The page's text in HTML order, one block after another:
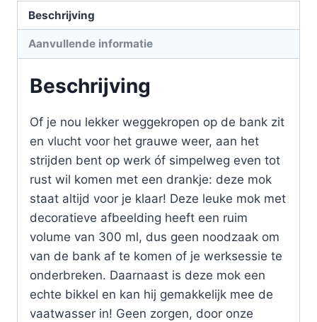
Beschrijving
Aanvullende informatie
Beschrijving
Of je nou lekker weggekropen op de bank zit
en vlucht voor het grauwe weer, aan het
strijden bent op werk óf simpelweg even tot
rust wil komen met een drankje: deze mok
staat altijd voor je klaar! Deze leuke mok met
decoratieve afbeelding heeft een ruim
volume van 300 ml, dus geen noodzaak om
van de bank af te komen of je werksessie te
onderbreken. Daarnaast is deze mok een
echte bikkel en kan hij gemakkelijk mee de
vaatwasser in! Geen zorgen, door onze